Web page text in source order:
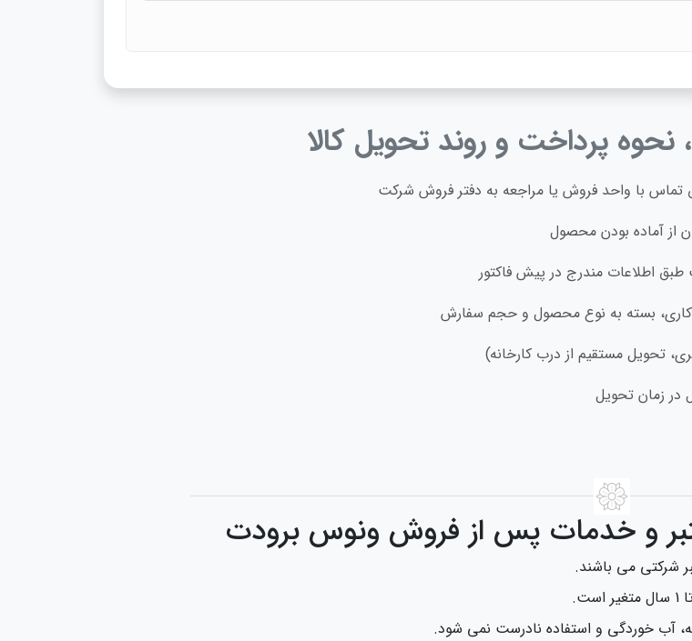
پرداخت و روند تحویل کالا
با واحد فروش یا مراجعه به دفتر فروش شرکت
از آماده‌ بودن محصول
اطلاعات مندرج در پیش‌ فاکتور
تحویل مستقیم از درب کارخانه)
در زمان تحویل
و خدمات پس از فروش ونوس برودت
شرکتی می‌ باشند.
آب‌ خوردگی و استفاده نادرست نمی‌ شود.